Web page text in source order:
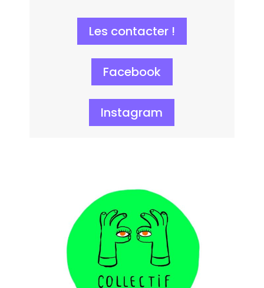
Les contacter !
Facebook
Instagram